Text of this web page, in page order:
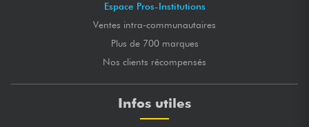
Espace Pros-Institutions
Ventes intra-communautaires
Plus de 700 marques
Nos clients récompensés
Infos utiles